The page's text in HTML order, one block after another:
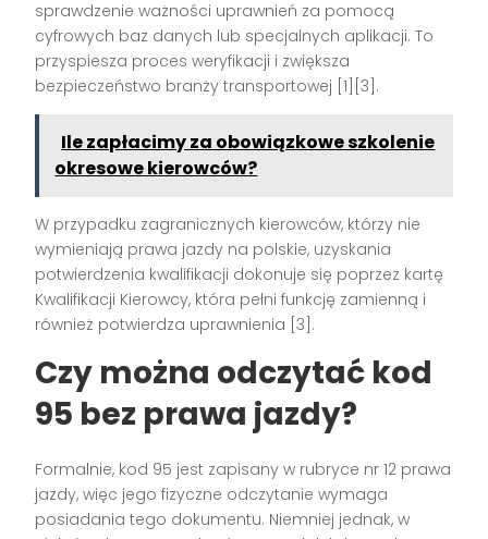
sprawdzenie ważności uprawnień za pomocą
cyfrowych baz danych lub specjalnych aplikacji. To
przyspiesza proces weryfikacji i zwiększa
bezpieczeństwo branży transportowej [1][3].
Ile zapłacimy za obowiązkowe szkolenie
okresowe kierowców?
W przypadku zagranicznych kierowców, którzy nie
wymieniają prawa jazdy na polskie, uzyskania
potwierdzenia kwalifikacji dokonuje się poprzez kartę
Kwalifikacji Kierowcy, która pełni funkcję zamienną i
również potwierdza uprawnienia [3].
Czy można odczytać kod
95 bez prawa jazdy?
Formalnie, kod 95 jest zapisany w rubryce nr 12 prawa
jazdy, więc jego fizyczne odczytanie wymaga
posiadania tego dokumentu. Niemniej jednak, w